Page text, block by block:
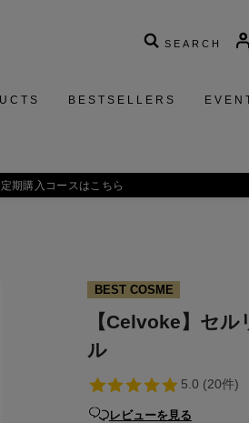
SEARCH
BESTSELLERS
BEST COSME
【Celvoke】セ
ル
レビューを見る